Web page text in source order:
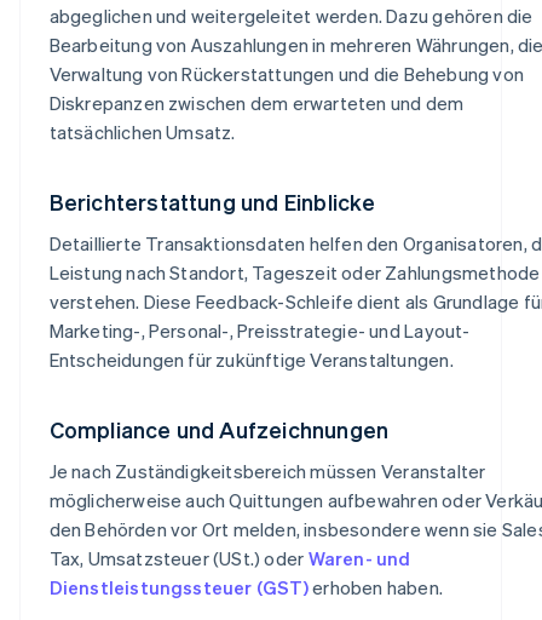
abgeglichen und weitergeleitet werden. Dazu gehören die
Bearbeitung von Auszahlungen in mehreren Währungen,
Verwaltung von Rückerstattungen und die Behebung von
Diskrepanzen zwischen dem erwarteten und dem
tatsächlichen Umsatz.
Berichterstattung und Einblicke
Detaillierte Transaktionsdaten helfen den Organisatoren,
Leistung nach Standort, Tageszeit oder
verstehen. Diese Feedback-Schleife dient als Grundlage
Marketing-, Personal-, Preisstrategie- und Layout-
Entscheidungen für zukünftige Veranstaltungen.
Compliance und Aufzeichnungen
Je nach Zuständigkeitsbereich müssen Veranstalter
möglicherweise auch Quittungen aufbewahren oder
den Behörden vor Ort melden, insbesondere wenn sie
Tax, Umsatzsteuer (USt.) oder Waren- und
Dienstleistungssteuer (GST)erhoben haben.